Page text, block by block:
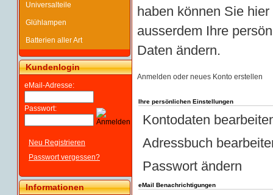
Universalteile
Glühlampen
Batterien aller Art
Kundenlogin
eMail-Adresse:
Passwort:
Neu Registrieren
Passwort vergessen?
Informationen
haben können Sie hier
ausserdem Ihre
Daten ändern.
Anmelden oder neues Konto erstellen
Ihre persönlichen Einstellungen
Kontodaten
Adressbuch
Passwort ändern
eMail Benachrichtigungen